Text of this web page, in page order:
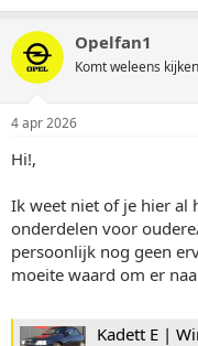
Opelfan1
Komt weleens kijken
4 apr 2026
Hi!,
Ik weet niet of je hier al
onderdelen voor
persoonlijk nog geen
moeite waard om er
Kadett E |